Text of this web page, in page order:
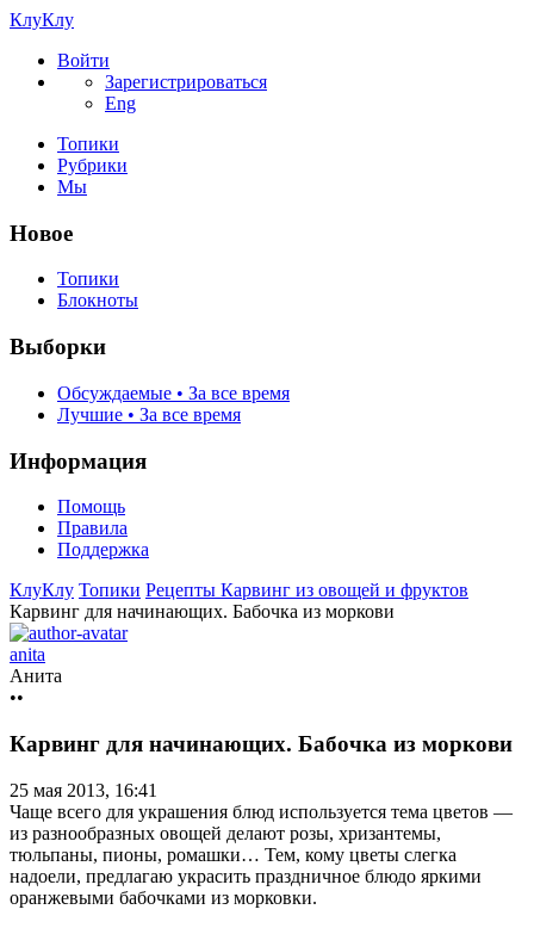
КлуКлу
Войти
Зарегистрироваться
Eng
Топики
Рубрики
Мы
Новое
Топики
Блокноты
Выборки
Обсуждаемые • За все время
Лучшие • За все время
Информация
Помощь
Правила
Поддержка
КлуКлу Топики Рецепты Карвинг из овощей и фруктов
Карвинг для начинающих. Бабочка из моркови
anita
Анита
••
Карвинг для начинающих. Бабочка из моркови
25 мая 2013, 16:41
Чаще всего для украшения блюд используется тема цветов —
из разнообразных овощей делают розы, хризантемы,
тюльпаны, пионы, ромашки… Тем, кому цветы слегка
надоели, предлагаю украсить праздничное блюдо яркими
оранжевыми бабочками из морковки.